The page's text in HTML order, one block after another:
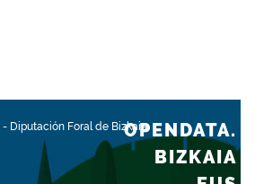
- Diputación Foral de BizkaiaOPENDATA.
BIZKAIA